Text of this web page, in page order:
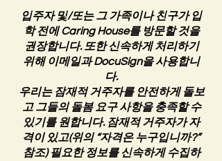
입주자 및/또는 그 가족이나 친구가 입
학 전에 Caring House를 방문할 것을
권장합니다. 또한 신속하게 처리하기
위해 이메일과 DocuSign을 사용합니
다.
우리는 잠재적 거주자를 안전하게 돌보
고 그들의 돌봄 요구 사항을 충족할 수
있기를 원합니다. 잠재적 거주자가 자
격이 있고(위의 “자격은 누구입니까?”
참조) 필요한 정보를 신속하게 수집하